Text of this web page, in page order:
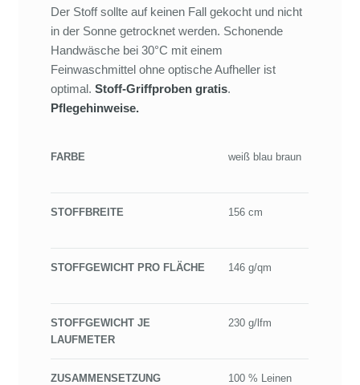
Der Stoff sollte auf keinen Fall gekocht und nicht
in der Sonne getrocknet werden. Schonende
Handwäsche bei 30°C mit einem
Feinwaschmittel ohne optische Aufheller ist
optimal.Stoff-Griffproben gratis.
Pflegehinweise.
FARBE weiß blau braun
STOFFBREITE 156 cm
STOFFGEWICHT PRO FLÄCHE 146 g/qm
STOFFGEWICHT JE
LAUFMETER
230 g/lfm
ZUSAMMENSETZUNG
100 % Leinen